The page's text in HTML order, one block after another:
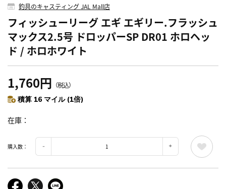
釣具のキャスティング JAL Mall店
フィッシューリーグ エギ エギリー.フラッシュ
マックス2.5号 ドロッパーSP DR01 ホロヘッ
ド / ホロホワイト
1,760円 （税込）
積算 16 マイル (1倍)
在庫
購入数：